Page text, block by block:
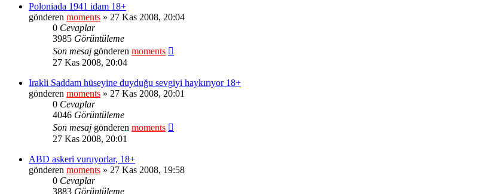
Poloniada 1941 idam 18+
gönderen moments » 27 Kas 2008, 20:04
0 Cevaplar
3985 Görüntüleme
Son mesaj gönderen moments
27 Kas 2008, 20:04
Irakli Saddam hüseyine duyduğu sevgiyi haykırıyor 18+
gönderen moments » 27 Kas 2008, 20:01
0 Cevaplar
4046 Görüntüleme
Son mesaj gönderen moments
27 Kas 2008, 20:01
ABD askeri vuruyorlar, 18+
gönderen moments » 27 Kas 2008, 19:58
0 Cevaplar
3883 Görüntüleme